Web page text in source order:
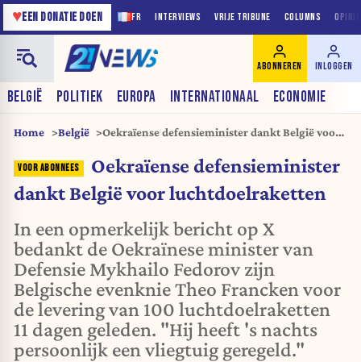
FR INTERVIEWS VRIJE TRIBUNE COLUMNS
♥EEN DONATIE DOEN
BELGIË POLITIEK EUROPA INTERNATIONAAL ECONOMIE
ABONNEREN INLOGGEN
Home België
Oekraïense defensieminister dankt België voor
Oekraïense defensieminister
dankt België voor luchtdoelraketten
In een opmerkelijk bericht op X
bedankt de Oekraïnese minister van
Defensie Mykhailo Fedorov zijn
Belgische evenknie Theo Francken voor
de levering van 100 luchtdoelraketten
11 dagen geleden. "Hij heeft 's nachts
persoonlijk een vliegtuig geregeld."